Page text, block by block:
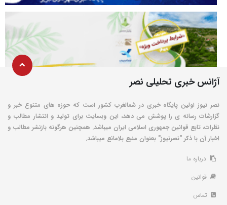
آژانس خبری تحلیلی نصر
نصر نیوز اولین پایگاه خبری در شمالغرب کشور است که حوزه های متنوع خبر و
گزارشات رسانه ی را پوشش می دهد، این وبسایت برای تولید و انتشار مطالب و
نظرات، تابع قوانین جمهوری اسلامی ایران میباشد. همچنین هرگونه بازنشر مطالب و
اخبار آن با ذکر "نصرنیوز" بعنوان منبع بلامانع میباشد.
درباره ما
قوانین
تماس